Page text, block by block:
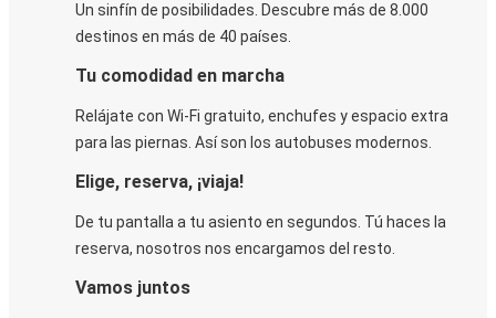
Un sinfín de posibilidades. Descubre más de 8.000
destinos en más de 40 países.
Tu comodidad en marcha
Relájate con Wi-Fi gratuito, enchufes y espacio extra
para las piernas. Así son los autobuses modernos.
Elige, reserva, ¡viaja!
De tu pantalla a tu asiento en segundos. Tú haces la
reserva, nosotros nos encargamos del resto.
Vamos juntos